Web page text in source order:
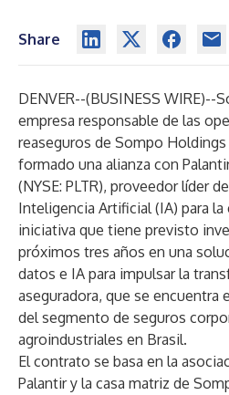
Share
DENVER--(BUSINESS WIRE)--
empresa responsable de las
reaseguros de Sompo Holdings
formado una alianza con
(NYSE: PLTR), proveedor líder
Inteligencia Artificial (IA) para la
iniciativa que tiene previsto
próximos tres años en una
datos e IA para impulsar la
aseguradora, que se encuentra
del segmento de seguros
agroindustriales en Brasil.
El contrato se basa en la
Palantir y la casa matriz de